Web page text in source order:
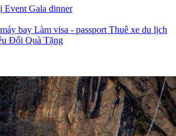
Event Gala dinner
bay Làm visa - passport Thuê xe du lịch
Đổi Quà Tặng
Tìm